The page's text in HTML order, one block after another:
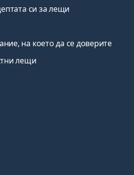
си за лещи
на което да се доверите
лещи